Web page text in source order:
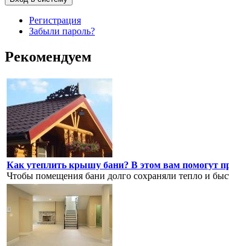
Регистрация
Забыли пароль?
Рекомендуем
Как утеплить крышу бани? В этом вам помогут
Чтобы помещения бани долго сохраняли тепло и